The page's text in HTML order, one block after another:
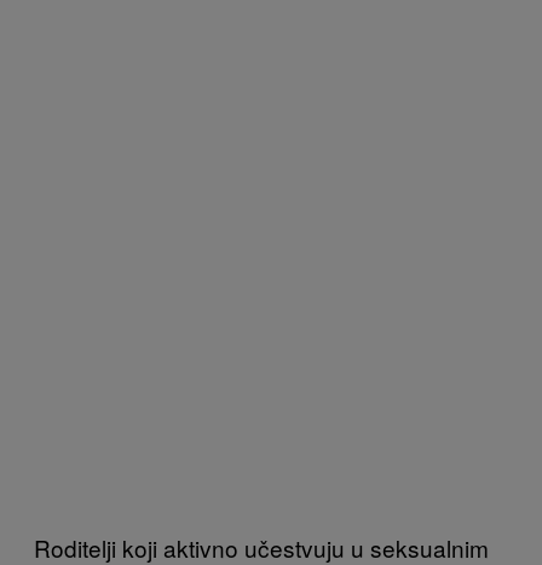
Roditelji koji aktivno učestvuju u seksualnim